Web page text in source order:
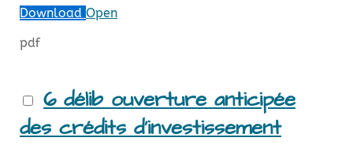
Download Open
pdf
6 délib ouverture anticipée
des crédits d'investissement